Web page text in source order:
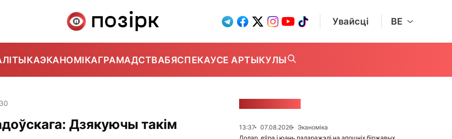
Увайсці BE
ЭКАНОМІКАГРАМАДСТВАБЯСПЕКАУСЕ АРТЫКУЛЫ
Дзякуючы такім
13:37 07.08.2026
Эканоміка